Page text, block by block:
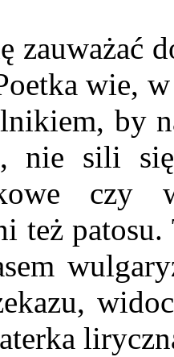
wie,
by
nie sili
też